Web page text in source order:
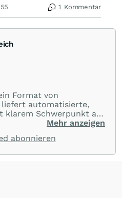
1 Kommentar
Format von
automatisierte,
klarem Schwerpunkt auf
Vergleiche. Im Fokus
Auswahl an Aktien
Mehr anzeigen
abonnieren